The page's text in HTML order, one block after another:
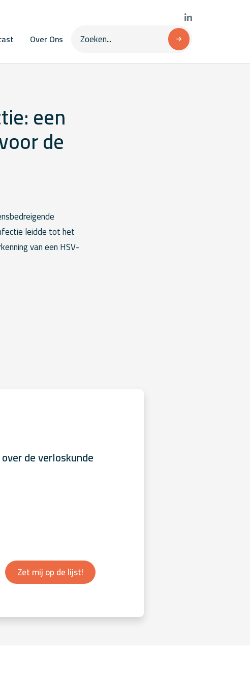
Over Ons
een
de
leidde tot het
van een HSV-
de verloskunde
Zet mij op de lijst!